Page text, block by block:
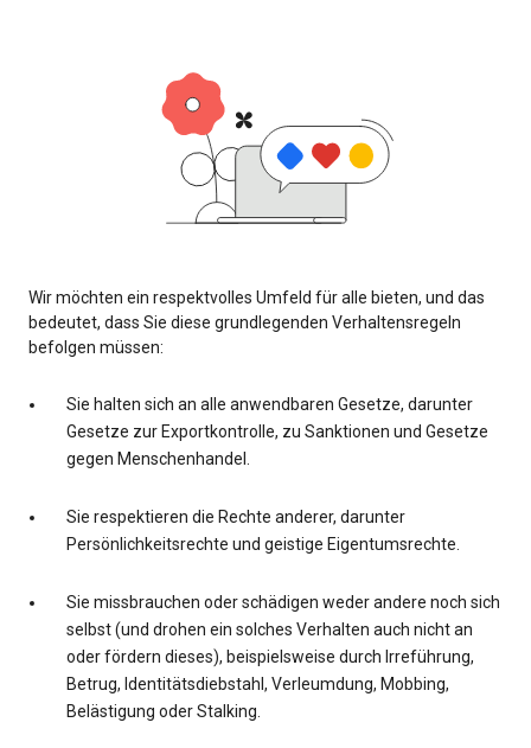
Wir möchten ein respektvolles Umfeld für alle bieten, und das
bedeutet, dass Sie diese grundlegenden Verhaltensregeln
befolgen müssen:
Sie halten sich an alle anwendbaren Gesetze, darunter
Gesetze zur Exportkontrolle, zu Sanktionen und Gesetze
gegen Menschenhandel.
Sie respektieren die Rechte anderer, darunter
Persönlichkeitsrechte und geistige Eigentumsrechte.
Sie missbrauchen oder schädigen weder andere noch sich
selbst (und drohen ein solches Verhalten auch nicht an
oder fördern dieses), beispielsweise durch Irreführung,
Betrug, Identitätsdiebstahl, Verleumdung, Mobbing,
Belästigung oder Stalking.